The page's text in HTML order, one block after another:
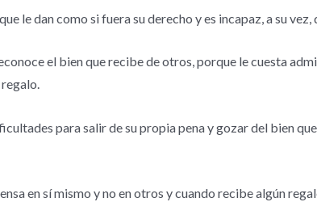
le dan como si fuera su derecho y es incapaz, a su
el bien que recibe de otros, porque le cuesta
para salir de su propia pena y gozar del bien
en sí mismo y no en otros y cuando recibe algún